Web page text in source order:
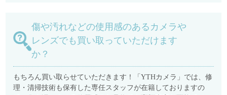
傷や汚れなどの使用感のあるカメラや
レンズでも買い取っていただけます
か？
もちろん買い取らせていただきます！「YTHカメラ」では、修
理・清掃技術も保有した専任スタッフが在籍しておりますの